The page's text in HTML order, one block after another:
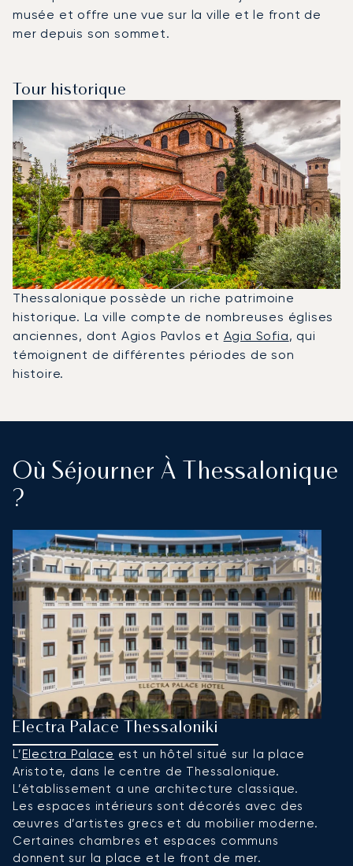
musée et offre une vue sur la ville et le front de
mer depuis son sommet.
Tour historique
Thessalonique possède un riche patrimoine
historique. La ville compte de nombreuses églises
anciennes, dont Agios Pavlos et Agia Sofia, qui
témoignent de différentes périodes de son
histoire.
Où Séjourner À Thessalonique
?
Electra Palace Thessaloniki
L’Electra Palace est un hôtel situé sur la place
Aristote, dans le centre de Thessalonique.
L’établissement a une architecture classique.
Les espaces intérieurs sont décorés avec des
œuvres d’artistes grecs et du mobilier moderne.
Certaines chambres et espaces communs
donnent sur la place et le front de mer.